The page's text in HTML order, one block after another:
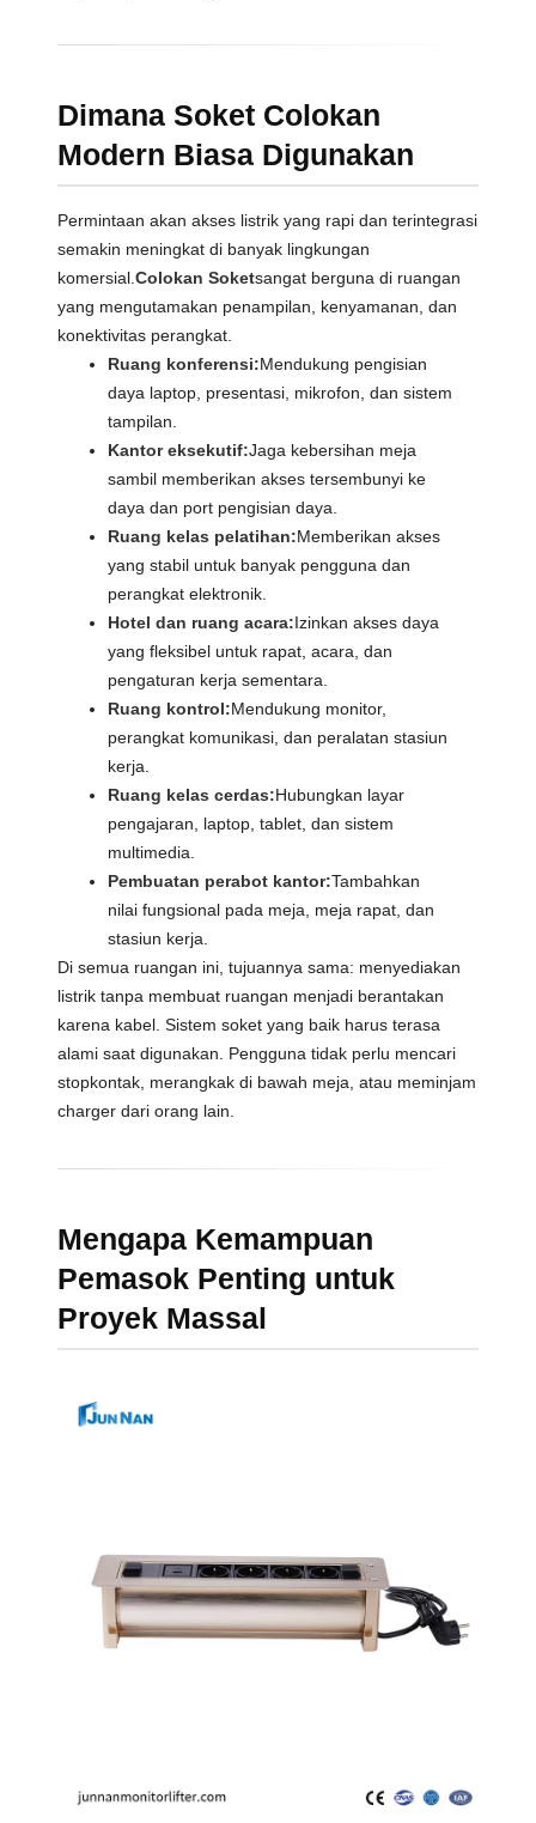
Dimana Soket Colokan
Modern Biasa Digunakan
Permintaan akan akses listrik yang rapi dan terintegrasi
semakin meningkat di banyak lingkungan
komersial.Colokan Soketsangat berguna di ruangan
yang mengutamakan penampilan, kenyamanan, dan
konektivitas perangkat.
Ruang konferensi:Mendukung pengisian
daya laptop, presentasi, mikrofon, dan sistem
tampilan.
Kantor eksekutif:Jaga kebersihan meja
sambil memberikan akses tersembunyi ke
daya dan port pengisian daya.
Ruang kelas pelatihan:Memberikan akses
yang stabil untuk banyak pengguna dan
perangkat elektronik.
Hotel dan ruang acara:Izinkan akses daya
yang fleksibel untuk rapat, acara, dan
pengaturan kerja sementara.
Ruang kontrol:Mendukung monitor,
perangkat komunikasi, dan peralatan stasiun
kerja.
Ruang kelas cerdas:Hubungkan layar
pengajaran, laptop, tablet, dan sistem
multimedia.
Pembuatan perabot kantor:Tambahkan
nilai fungsional pada meja, meja rapat, dan
stasiun kerja.
Di semua ruangan ini, tujuannya sama: menyediakan
listrik tanpa membuat ruangan menjadi berantakan
karena kabel. Sistem soket yang baik harus terasa
alami saat digunakan. Pengguna tidak perlu mencari
stopkontak, merangkak di bawah meja, atau meminjam
charger dari orang lain.
Mengapa Kemampuan
Pemasok Penting untuk
Proyek Massal